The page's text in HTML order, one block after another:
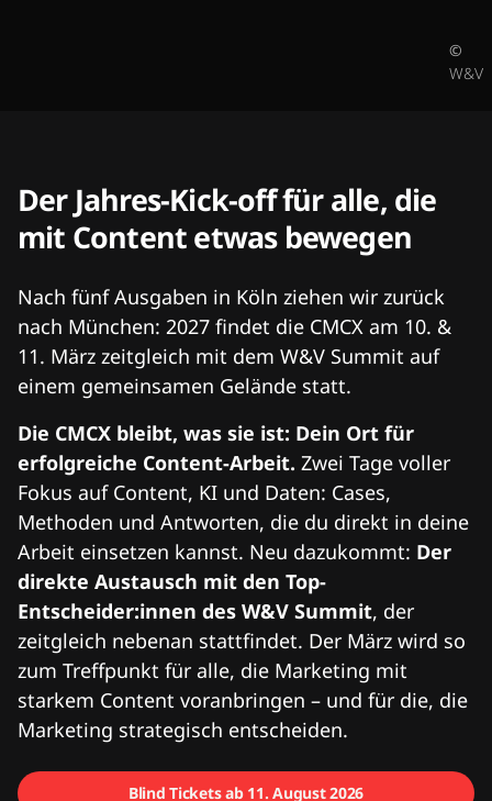
©
W&V
Der Jahres-Kick-off für alle, die
mit Content etwas bewegen
Nach fünf Ausgaben in Köln ziehen wir zurück
nach München: 2027 findet die CMCX am 10. &
11. März zeitgleich mit dem W&V Summit auf
einem gemeinsamen Gelände statt.
Die CMCX bleibt, was sie ist: Dein Ort für
erfolgreiche Content-Arbeit. Zwei Tage voller
Fokus auf Content, KI und Daten: Cases,
Methoden und Antworten, die du direkt in deine
Arbeit einsetzen kannst. Neu dazukommt: Der
direkte Austausch mit den Top-
Entscheider:innen des W&V Summit, der
zeitgleich nebenan stattfindet. Der März wird so
zum Treffpunkt für alle, die Marketing mit
starkem Content voranbringen – und für die, die
Marketing strategisch entscheiden.
Blind Tickets ab 11. August 2026